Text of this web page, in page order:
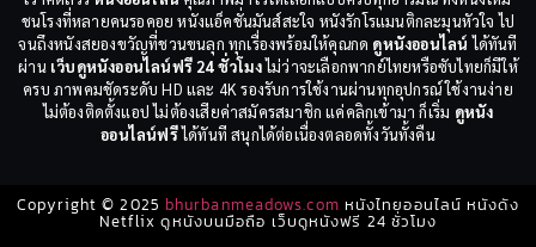
ชนโรงที่หลายคนรอคอย หนังแอ็คชั่นมันส์สะใจ หนังรักโรแมนติกละมุนหัวใจ ไป
จนถึงหนังสยองขวัญที่ชวนขนลุก ทุกเรื่องพร้อมให้คุณกด ดูหนังออนไลน์ ได้ทันที
ผ่าน เว็บดูหนังออนไลน์ฟรี 24 ชั่วโมงไม่ว่าจะเลือกพากย์ไทยหรือซับไทยก็มีให้
ครบ ภาพคมชัดระดับ HD และ 4K รองรับการใช้งานผ่านทุกอุปกรณ์ ใช้งานง่าย
ไม่ต้องติดตั้งแอป ไม่ต้องเสียค่าสมัครสมาชิก แค่คลิกเข้ามา ก็เริ่ม ดูหนัง
ออนไลน์ฟรีได้ทันที สนุกได้ต่อเนื่องตลอดทั้งวันทั้งคืน
Copyright © 2025 bhurbanmeadows.com หนังไทยออนไลน์ หนังดัง
Netflix ดูหนังบนมือถือ เว็บดูหนังฟรี 24 ชั่วโมง